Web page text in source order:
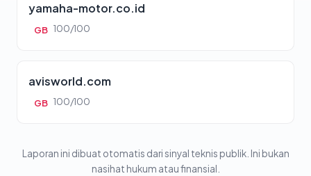
yamaha-motor.co.id
GB 100/100
avisworld.com
GB 100/100
Laporan ini dibuat otomatis dari sinyal teknis publik. Ini bukan
nasihat hukum atau finansial.